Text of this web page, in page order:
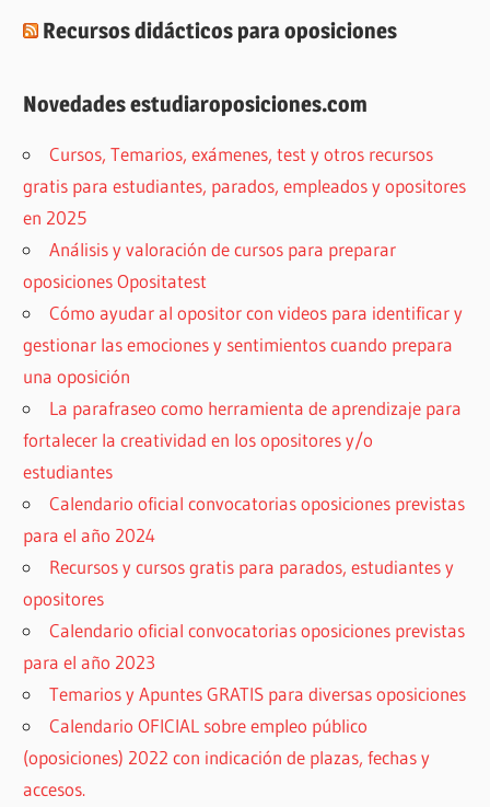
Recursos didácticos para oposiciones
Novedades estudiaroposiciones.com
Cursos, Temarios, exámenes, test y otros recursos
gratis para estudiantes, parados, empleados y opositores
en 2025
Análisis y valoración de cursos para preparar
oposiciones Opositatest
Cómo ayudar al opositor con videos para identificar y
gestionar las emociones y sentimientos cuando prepara
una oposición
La parafraseo como herramienta de aprendizaje para
fortalecer la creatividad en los opositores y/o
estudiantes
Calendario oficial convocatorias oposiciones previstas
para el año 2024
Recursos y cursos gratis para parados, estudiantes y
opositores
Calendario oficial convocatorias oposiciones previstas
para el año 2023
Temarios y Apuntes GRATIS para diversas oposiciones
Calendario OFICIAL sobre empleo público
(oposiciones) 2022 con indicación de plazas, fechas y
accesos.